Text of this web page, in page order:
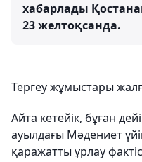
хабарлады
23 желтоқсанда.
Тергеу жұмыстары
Айта кетейік, бұған
ауылдағы Мәдениет
қаражатты ұрлау